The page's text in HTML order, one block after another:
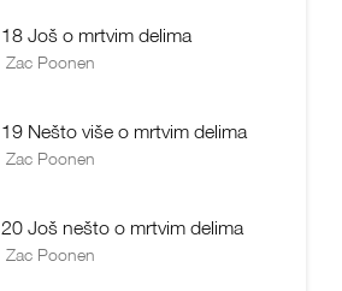
18 Još o mrtvim delima
Zac Poonen
19 Nešto više o mrtvim delima
Zac Poonen
20 Još nešto o mrtvim delima
Zac Poonen